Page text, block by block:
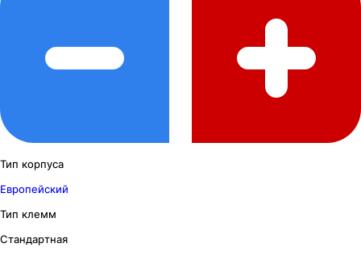
Тип корпуса
Европейский
Тип клемм
Стандартная